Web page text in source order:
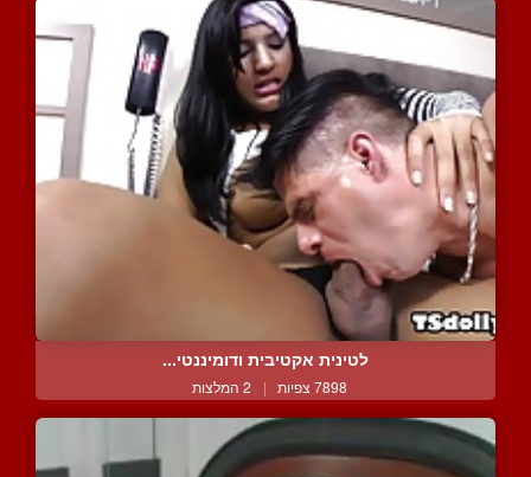
לטינית אקטיבית ודומיננטי...
7898 צפיות | 2 המלצות